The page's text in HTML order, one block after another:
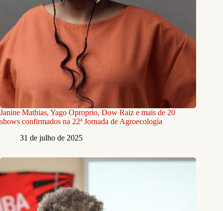
Janine Mathias, Yago Oproprio, Dow Raiz e mais de 20
shows confirmados na 22ª Jornada de Agroecologia
31 de julho de 2025